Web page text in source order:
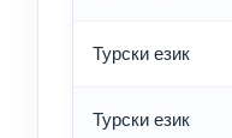
Турски език
Турски език